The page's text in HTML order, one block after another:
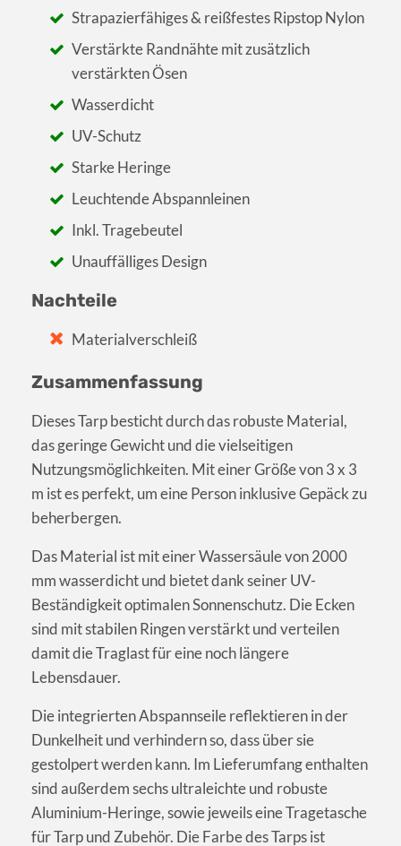
Strapazierfähiges & reißfestes Ripstop Nylon
Verstärkte Randnähte mit zusätzlich
verstärkten Ösen
Wasserdicht
UV-Schutz
Starke Heringe
Leuchtende Abspannleinen
Inkl. Tragebeutel
Unauffälliges Design
Nachteile
Materialverschleiß
Zusammenfassung
Dieses Tarp besticht durch das robuste Material,
das geringe Gewicht und die vielseitigen
Nutzungsmöglichkeiten. Mit einer Größe von 3 x 3
m ist es perfekt, um eine Person inklusive Gepäck zu
beherbergen.
Das Material ist mit einer Wassersäule von 2000
mm wasserdicht und bietet dank seiner UV-
Beständigkeit optimalen Sonnenschutz. Die Ecken
sind mit stabilen Ringen verstärkt und verteilen
damit die Traglast für eine noch längere
Lebensdauer.
Die integrierten Abspannseile reflektieren in der
Dunkelheit und verhindern so, dass über sie
gestolpert werden kann. Im Lieferumfang enthalten
sind außerdem sechs ultraleichte und robuste
Aluminium-Heringe, sowie jeweils eine Tragetasche
für Tarp und Zubehör. Die Farbe des Tarps ist